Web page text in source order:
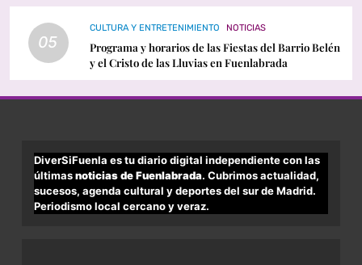
05
CULTURA Y ENTRETENIMIENTO NOTICIAS
Programa y horarios de las Fiestas del Barrio Belén
y el Cristo de las Lluvias en Fuenlabrada
DiverSiFuenla es tu diario digital independiente con las
últimasnoticias de Fuenlabrada. Cubrimos actualidad,
sucesos, agenda cultural y deportes del sur de Madrid.
Periodismo local cercano y veraz.